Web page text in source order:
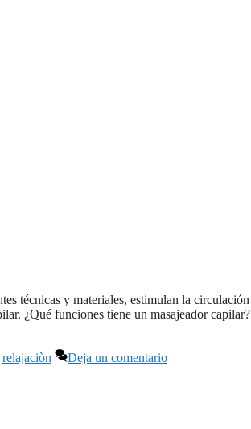
técnicas y materiales, estimulan la circulación
¿Qué funciones tiene un masajeador capilar?
relajaciòn Deja un comentario